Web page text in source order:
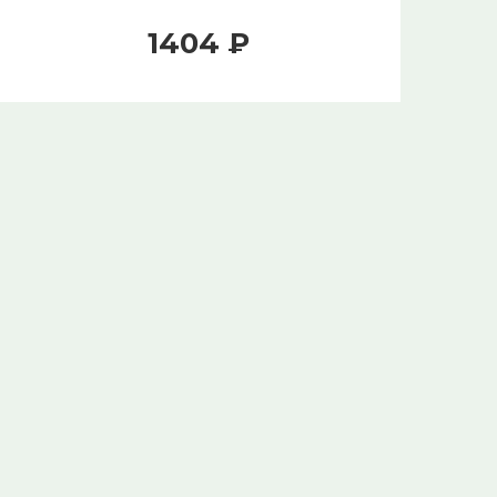
1404 ₽